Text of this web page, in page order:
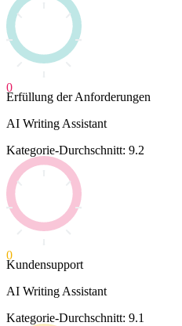
0
Erfüllung der Anforderungen
AI Writing Assistant
Kategorie-Durchschnitt: 9.2
0
Kundensupport
AI Writing Assistant
Kategorie-Durchschnitt: 9.1